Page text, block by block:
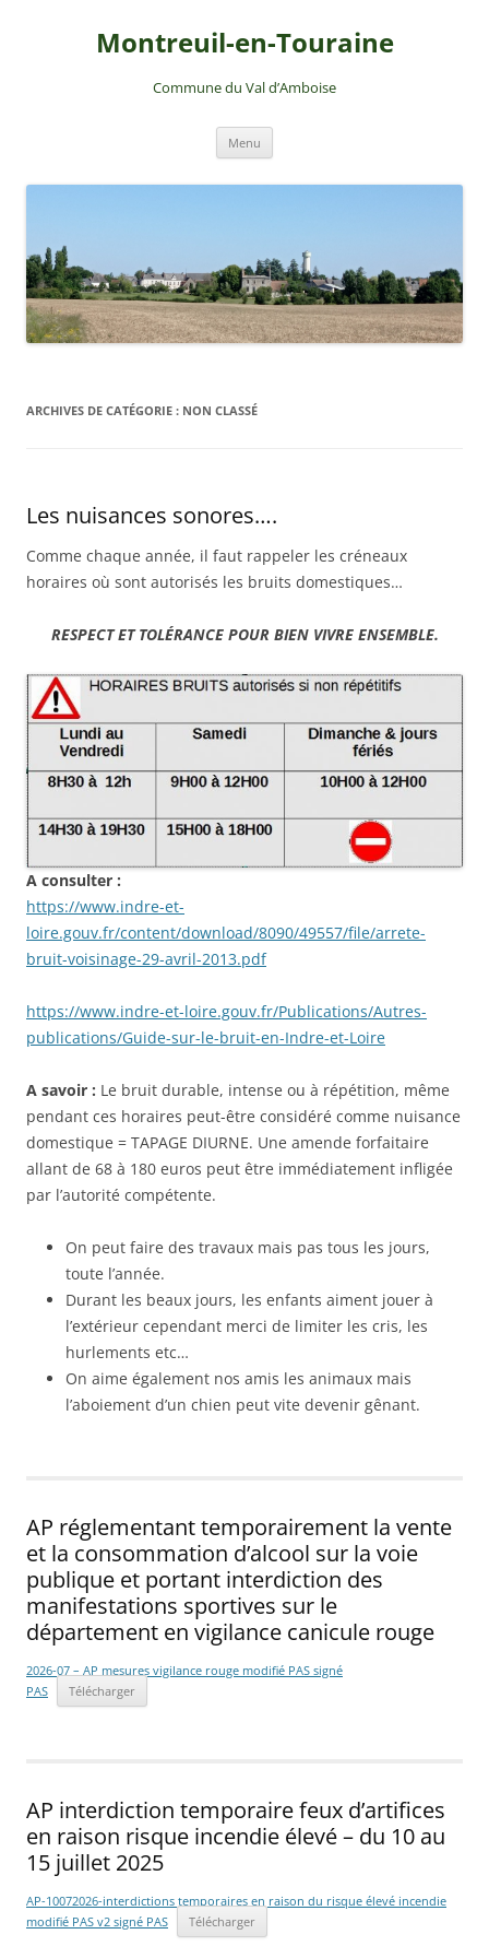
Montreuil-en-Touraine
Commune du Val d’Amboise
Menu
ARCHIVES DE CATÉGORIE : NON CLASSÉ
Les nuisances sonores….
Comme chaque année, il faut rappeler les créneaux
horaires où sont autorisés les bruits domestiques…
RESPECT ET TOLÉRANCE POUR BIEN VIVRE ENSEMBLE.
A consulter :
https://www.indre-et-
loire.gouv.fr/content/download/8090/49557/file/arrete-
bruit-voisinage-29-avril-2013.pdf
https://www.indre-et-loire.gouv.fr/Publications/Autres-
publications/Guide-sur-le-bruit-en-Indre-et-Loire
A savoir : Le bruit durable, intense ou à répétition, même
pendant ces horaires peut-être considéré comme nuisance
domestique = TAPAGE DIURNE. Une amende forfaitaire
allant de 68 à 180 euros peut être immédiatement infligée
par l’autorité compétente.
On peut faire des travaux mais pas tous les jours,
toute l’année.
Durant les beaux jours, les enfants aiment jouer à
l’extérieur cependant merci de limiter les cris, les
hurlements etc…
On aime également nos amis les animaux mais
l’aboiement d’un chien peut vite devenir gênant.
AP réglementant temporairement la vente
et la consommation d’alcool sur la voie
publique et portant interdiction des
manifestations sportives sur le
département en vigilance canicule rouge
2026-07 – AP mesures vigilance rouge modifié PAS signé
PAS
Télécharger
AP interdiction temporaire feux d’artifices
en raison risque incendie élevé – du 10 au
15 juillet 2025
AP-10072026-interdictions temporaires en raison du risque élevé incendie
modifié PAS v2 signé PAS
Télécharger